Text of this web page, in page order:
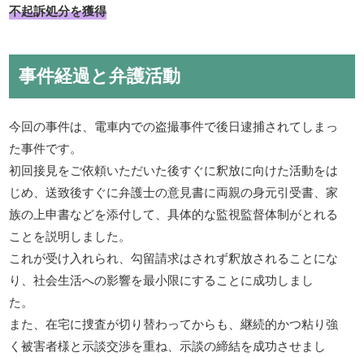
不起訴処分を獲得
事件経過と弁護活動
今回の事件は、電車内での盗撮事件で後日逮捕されてしまっ
た事件です。
初回接見をご依頼いただいた後すぐに釈放に向けた活動をは
じめ、送致後すぐに弁護士の意見書に両親の身元引受書、家
族の上申書などを添付して、具体的な監視監督体制がとれる
ことを説明しました。
これが受け入れられ、勾留請求はされず釈放されることにな
り、社会生活への影響を最小限にすることに成功しまし
た。
また、在宅に捜査が切り替わってからも、継続的かつ粘り強
く被害者様と示談交渉を重ね、示談の締結を成功させまし